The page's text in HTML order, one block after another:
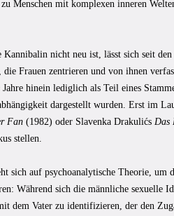
Menschen mit komplexen inneren
nicht neu ist, lässt sich seit den
Frauen zentrieren und von ihnen
hinein lediglich als Teil eines
dargestellt wurden. Erst im
Fan (1982) oder Slavenka Drakulićs Das
stellen.
sich auf psychoanalytische Theorie, um
Während sich die männliche sexuelle
dem Vater zu identifizieren, der den